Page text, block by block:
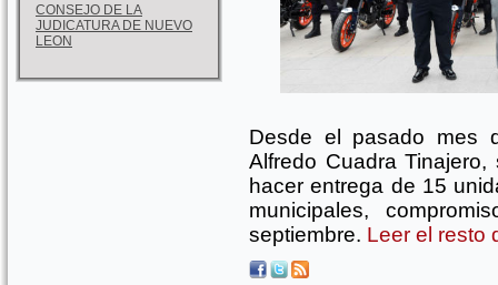
CONSEJO DE LA
JUDICATURA DE NUEVO
LEON
Desde el pasado mes
Alfredo Cuadra
hacer entrega de 15
municipales,
septiembre. Leer el resto